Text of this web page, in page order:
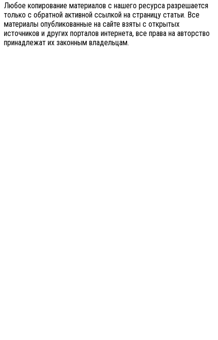
Любое копирование материалов с нашего ресурса разрешается
только с обратной активной ссылкой на страницу статьи. Все
материалы опубликованные на сайте взяты с открытых
источников и других порталов интернета, все права на авторство
принадлежат их законным владельцам.